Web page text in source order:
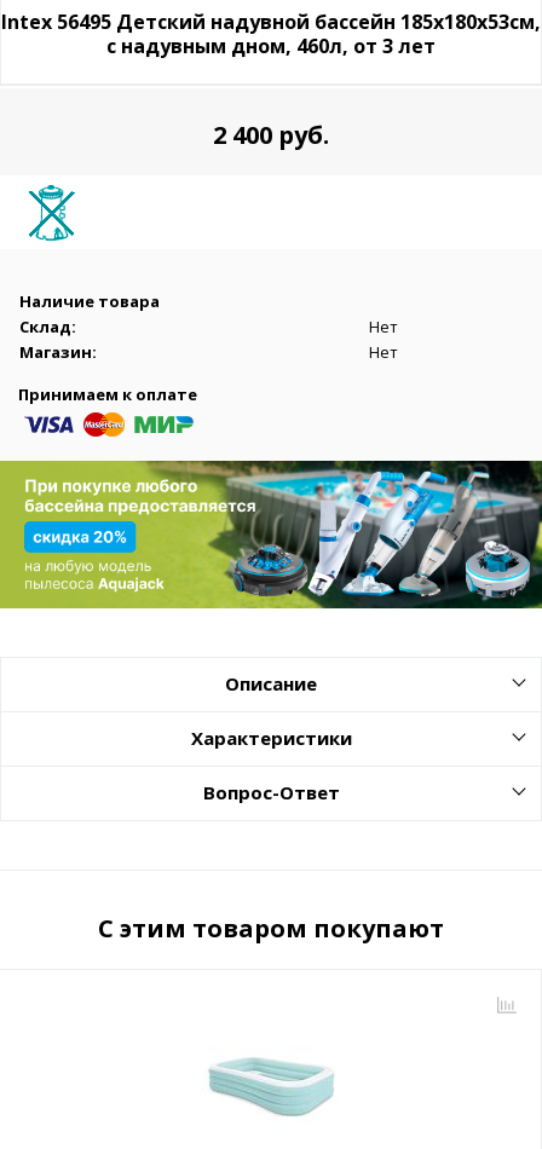
Intex 56495 Детский надувной бассейн 185х180х53см,
с надувным дном, 460л, от 3 лет
2 400 руб.
Наличие товара
Склад:
Нет
Магазин:
Нет
Принимаем к оплате
Описание
Характеристики
Вопрос-Ответ
С этим товаром покупают